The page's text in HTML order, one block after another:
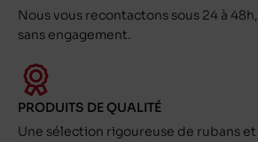
Nous vous recontactons sous 24 à 48h,
sans engagement.
PRODUITS DE QUALITÉ
Une sélection rigoureuse de rubans et